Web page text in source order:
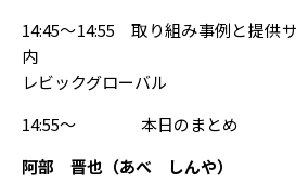
14:45～14:55 取り組み事例と提供
内
レビックグローバル
14:55～ 本日のまとめ
阿部 晋也（あべ しんや）